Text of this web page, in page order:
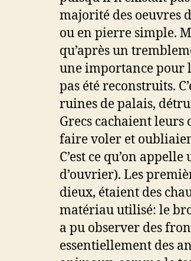
majorité des oeuvres
ou en pierre simple.
qu’après un
une importance pour
pas été reconstruits.
ruines de palais,
Grecs cachaient leurs
faire voler et
C’est ce qu’on
d’ouvrier). Les
dieux, étaient des
matériau utilisé: le
a pu observer des
essentiellement des